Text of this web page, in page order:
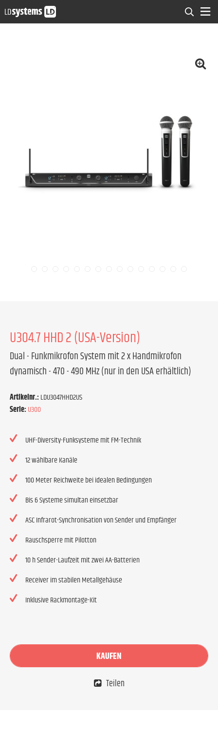
U304.7 HHD 2 (USA-Version)
Dual - Funkmikrofon System mit 2 x Handmikrofon
dynamisch - 470 - 490 MHz (nur in den USA erhältlich)
Artikelnr.:LDU3047HHD2US
Serie:U300
UHF-Diversity-Funksysteme mit FM-Technik
12 wählbare Kanäle
100 Meter Reichweite bei idealen Bedingungen
Bis 6 Systeme simultan einsetzbar
ASC Infrarot-Synchronisation von Sender und Empfänger
Rauschsperre mit Pilotton
10 h Sender-Laufzeit mit zwei AA-Batterien
Receiver im stabilen Metallgehäuse
Inklusive Rackmontage-Kit
KAUFEN
Teilen